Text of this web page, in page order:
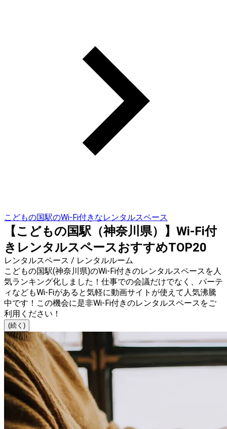
こどもの国駅のWi-Fi付きなレンタルスペース
【こどもの国駅（神奈川県）】Wi-Fi付
きレンタルスペースおすすめTOP20
レンタルスペース / レンタルルーム
こどもの国駅(神奈川県)のWi-Fi付きのレンタルスペースを人
気ランキング化しました！仕事での会議だけでなく、パーテ
ィなどもWi-Fiがあると気軽に動画サイトが使えて人気沸騰
中です！この機会に是非Wi-Fi付きのレンタルスペースをご
利用ください！
(続く)